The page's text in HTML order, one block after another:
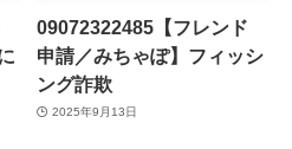
09072322485【フレンド
申請／みちゃぽ】フィッシ
ング詐欺
2025年9月13日